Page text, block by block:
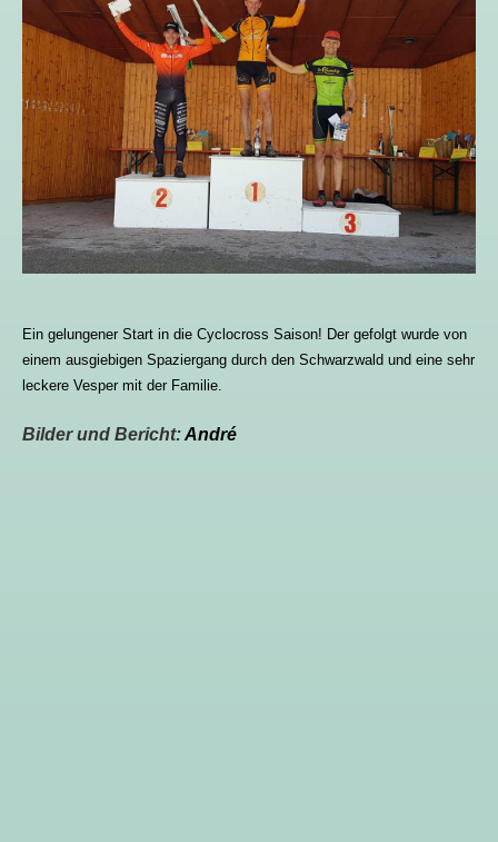
Ein gelungener Start in die Cyclocross Saison! Der gefolgt wurde von
einem ausgiebigen Spaziergang durch den Schwarzwald und eine sehr
leckere Vesper mit der Familie.
Bilder und Bericht:André